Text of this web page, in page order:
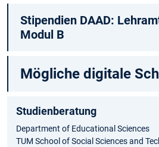
Stipendien DAAD:
Modul B
Mögliche digitale
Studienberatung
Department of Educational Sciences
TUM School of Social Sciences and